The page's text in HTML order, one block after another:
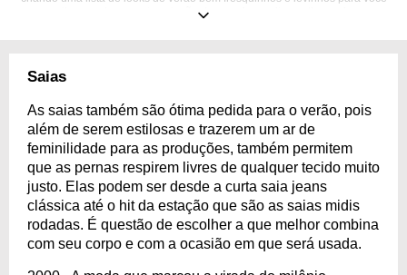
se sentir super bem nesta estação do ano. Aproveite as dicas e faça as
Saias
As saias também são ótima pedida para o verão, pois
além de serem estilosas e trazerem um ar de
feminilidade para as produções, também permitem
que as pernas respirem livres de qualquer tecido muito
justo. Elas podem ser desde a curta saia jeans
clássica até o hit da estação que são as saias midis
rodadas. É questão de escolher a que melhor combina
com seu corpo e com a ocasião em que será usada.